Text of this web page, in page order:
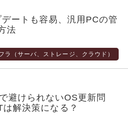
ートも容易、汎用PCの管
法
ラ（サーバ、ストレージ、クラウド）
避けられないOS更新問
解決策になる？